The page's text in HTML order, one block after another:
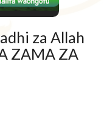
za Allah
ZAMA ZA